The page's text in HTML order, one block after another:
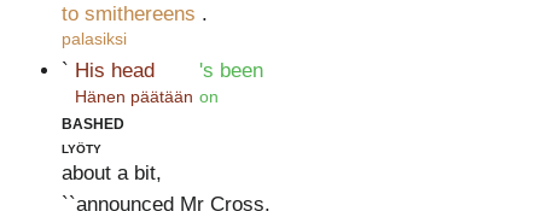
to smithereens
palasiksi
.
` His head
Hänen päätään
's been
on
bashed
lyöty
about a bit,
``announced Mr Cross.